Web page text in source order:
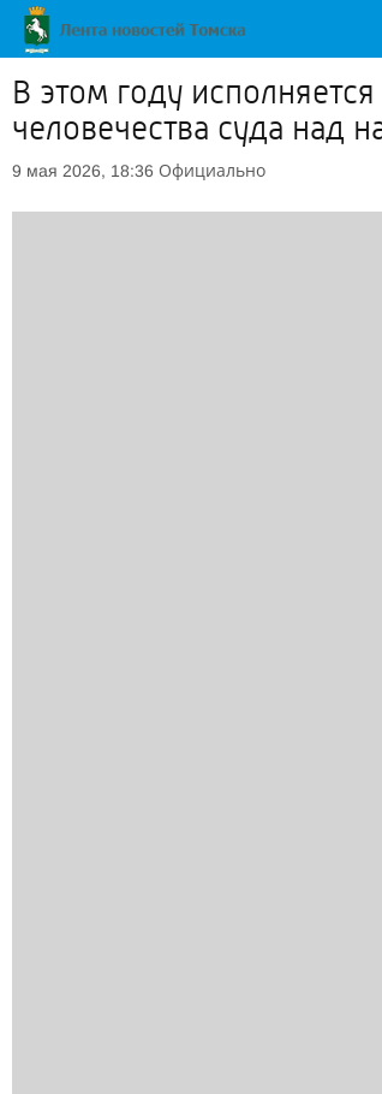
В этом году
человечества суда над
9 мая 2026, 18:36 Официально